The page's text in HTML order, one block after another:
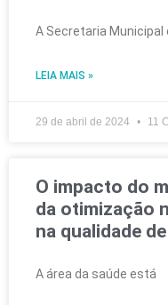
A Secretaria Municipal
LEIA MAIS »
29 de abril de 2024 11
O impacto do
da otimização
na qualidade
A área da saúde está